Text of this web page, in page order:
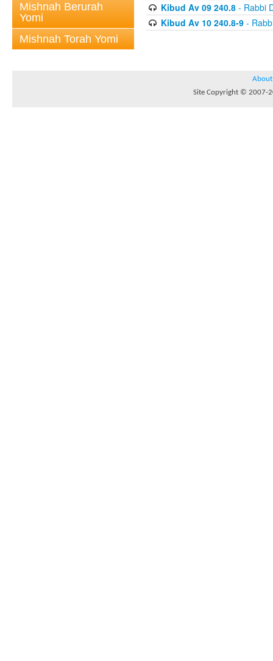
Mishnah Berurah
Yomi
Mishnah Torah Yomi
Kibud Av 09 240.8- Rabbi
Kibud Av 10 240.8-9-
About
Site Copyright © 2007-